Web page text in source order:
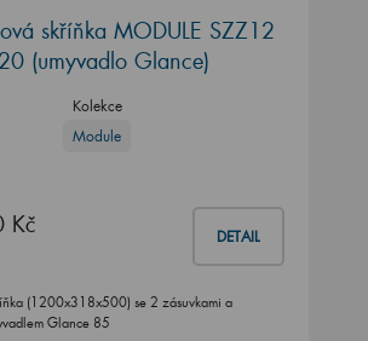
skříňka MODULE SZZ12
(umyvadlo Glance)
Kolekce
Module
Kč DETAIL
(1200x318x500) se 2 zásuvkami a
Glance 85